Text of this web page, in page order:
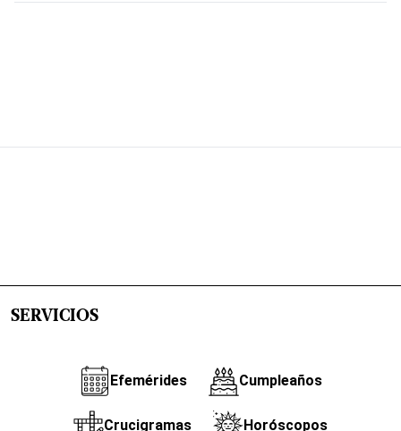
SERVICIOS
Efemérides Cumpleaños
Crucigramas Horóscopos